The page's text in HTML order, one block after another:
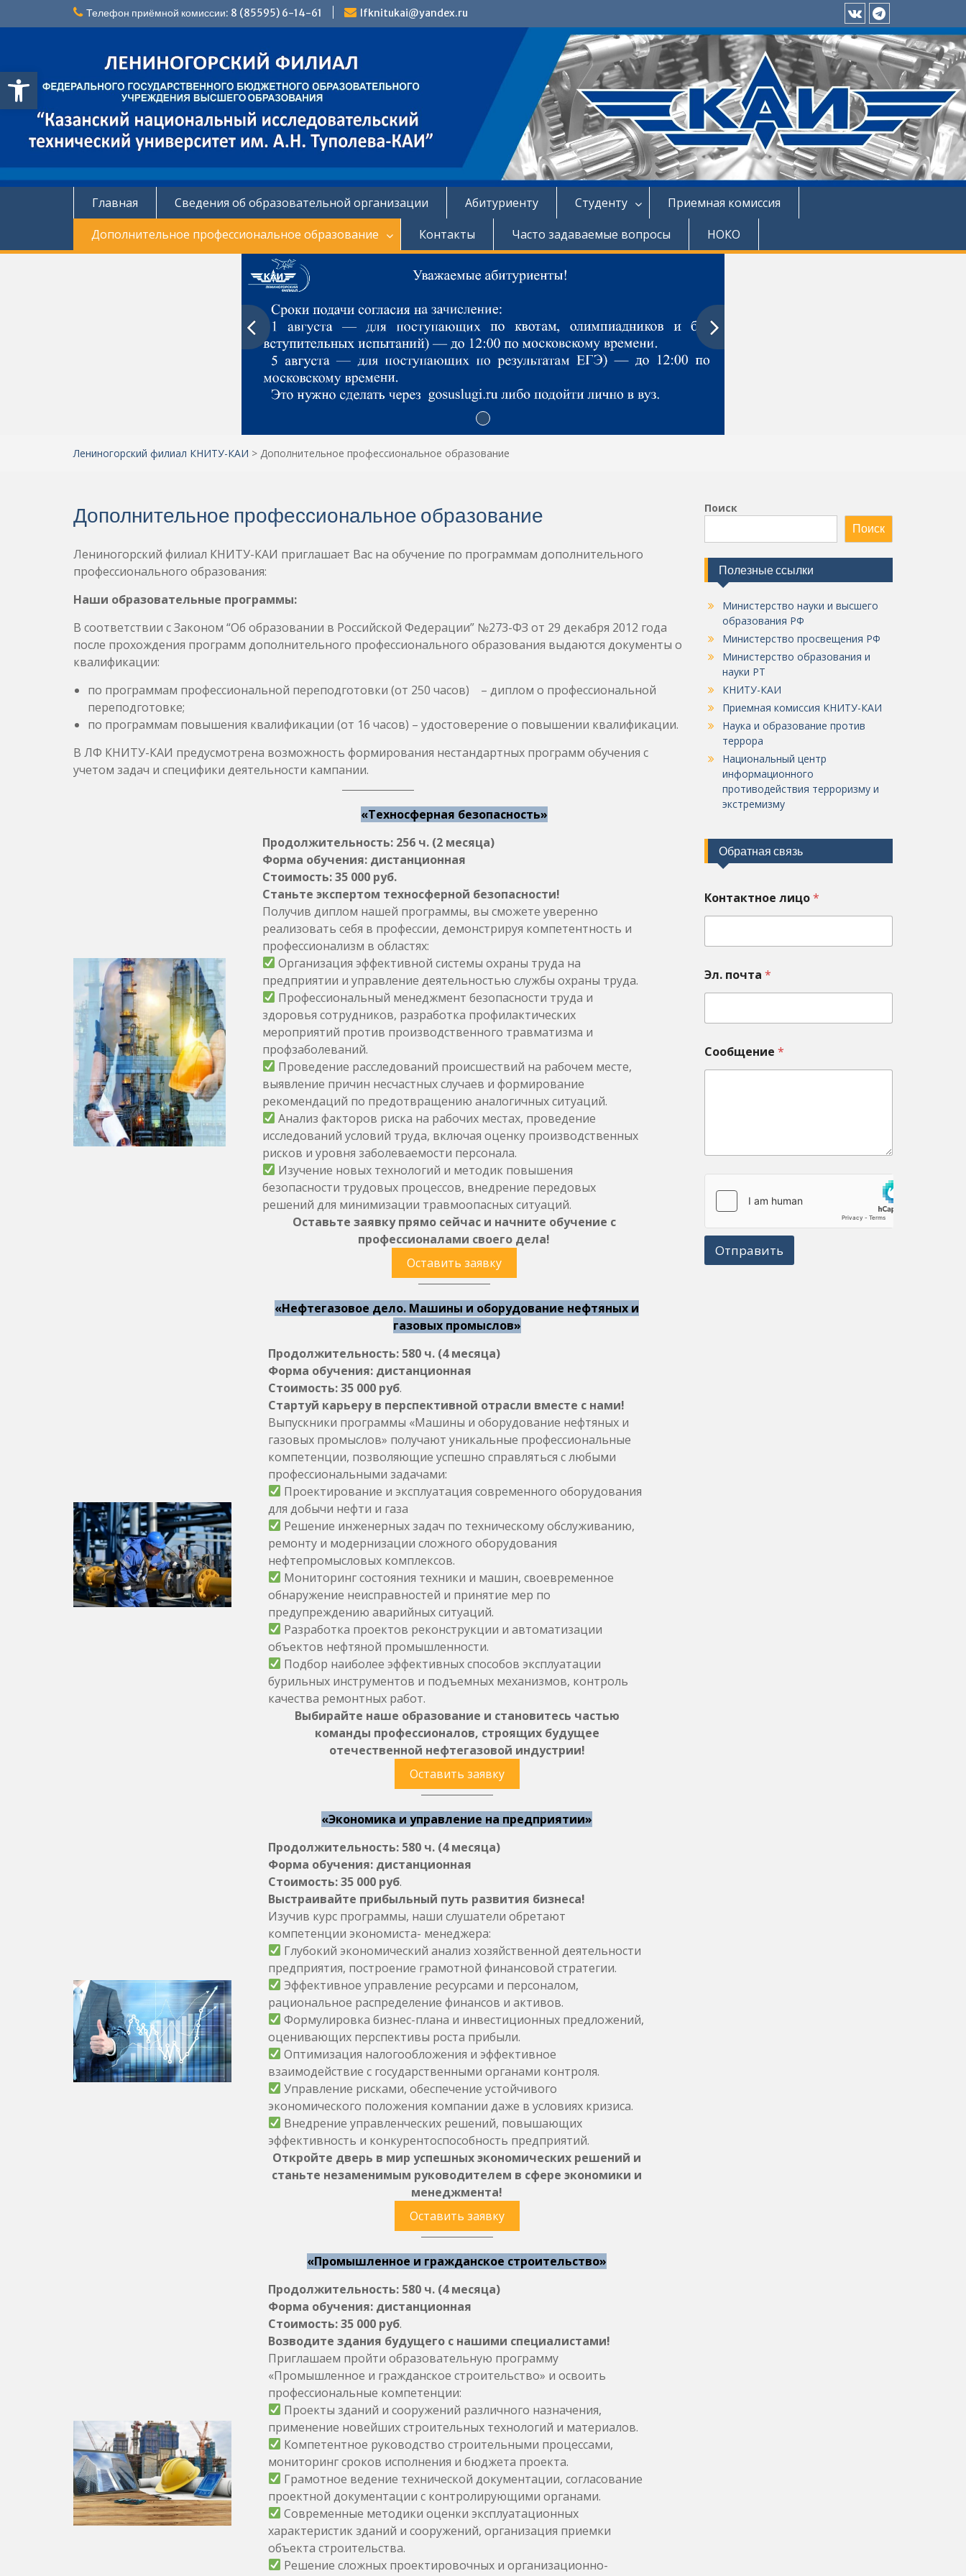
Открыть панель инструментов
Телефон приёмной комиссии: 8 (85595) 6-14-61
lfknitukai@yandex.ru
Приемная
комиссия
ЛФ
КНИТУ-
КАИ
ВКонтакте
Телеграм
ЛФ
КНИТУ-
КАИ
Главная Сведения об образовательной организации Абитуриенту Студенту
Приемная комиссия
Дополнительное профессиональное образование
Контакты Часто задаваемые вопросы НОКО
Лениногорский филиал КНИТУ-КАИ > Дополнительное профессиональное образование
Дополнительное профессиональное образование
Лениногорский филиал КНИТУ-КАИ приглашает Вас на обучение по программам дополнительного
профессионального образования:
Наши образовательные программы:
В соответствии с Законом “Об образовании в Российской Федерации” №273-ФЗ от 29 декабря 2012 года
после прохождения программ дополнительного профессионального образования выдаются документы о
квалификации:
по программам профессиональной переподготовки (от 250 часов) – диплом о профессиональной
переподготовке;
по программам повышения квалификации (от 16 часов) – удостоверение о повышении квалификации.
В ЛФ КНИТУ-КАИ предусмотрена возможность формирования нестандартных программ обучения с
учетом задач и специфики деятельности кампании.
«Техносферная безопасность»
Продолжительность: 256 ч. (2 месяца)
Форма обучения: дистанционная
Стоимость: 35 000 руб.
Станьте экспертом техносферной безопасности!
Получив диплом нашей программы, вы сможете уверенно
реализовать себя в профессии, демонстрируя компетентность и
профессионализм в областях:
Организация эффективной системы охраны труда на
предприятии и управление деятельностью службы охраны труда.
Профессиональный менеджмент безопасности труда и
здоровья сотрудников, разработка профилактических
мероприятий против производственного травматизма и
профзаболеваний.
Проведение расследований происшествий на рабочем месте,
выявление причин несчастных случаев и формирование
рекомендаций по предотвращению аналогичных ситуаций.
Анализ факторов риска на рабочих местах, проведение
исследований условий труда, включая оценку производственных
рисков и уровня заболеваемости персонала.
Изучение новых технологий и методик повышения
безопасности трудовых процессов, внедрение передовых
решений для минимизации травмоопасных ситуаций.
Оставьте заявку прямо сейчас и начните обучение с
профессионалами своего дела!
Оставить заявку
«Нефтегазовое дело. Машины и оборудование нефтяных и
газовых промыслов»
Продолжительность: 580 ч. (4 месяца)
Форма обучения: дистанционная
Стоимость: 35 000 руб.
Стартуй карьеру в перспективной отрасли вместе с нами!
Выпускники программы «Машины и оборудование нефтяных и
газовых промыслов» получают уникальные профессиональные
компетенции, позволяющие успешно справляться с любыми
профессиональными задачами:
Проектирование и эксплуатация современного оборудования
для добычи нефти и газа
Решение инженерных задач по техническому обслуживанию,
ремонту и модернизации сложного оборудования
нефтепромысловых комплексов.
Мониторинг состояния техники и машин, своевременное
обнаружение неисправностей и принятие мер по
предупреждению аварийных ситуаций.
Разработка проектов реконструкции и автоматизации
объектов нефтяной промышленности.
Подбор наиболее эффективных способов эксплуатации
бурильных инструментов и подъемных механизмов, контроль
качества ремонтных работ.
Выбирайте наше образование и становитесь частью
команды профессионалов, строящих будущее
отечественной нефтегазовой индустрии!
Оставить заявку
«Экономика и управление на предприятии»
Продолжительность: 580 ч. (4 месяца)
Форма обучения: дистанционная
Стоимость: 35 000 руб.
Выстраивайте прибыльный путь развития бизнеса!
Изучив курс программы, наши слушатели обретают
компетенции экономиста- менеджера:
Глубокий экономический анализ хозяйственной деятельности
предприятия, построение грамотной финансовой стратегии.
Эффективное управление ресурсами и персоналом,
рациональное распределение финансов и активов.
Формулировка бизнес-плана и инвестиционных предложений,
оценивающих перспективы роста прибыли.
Оптимизация налогообложения и эффективное
взаимодействие с государственными органами контроля.
Управление рисками, обеспечение устойчивого
экономического положения компании даже в условиях кризиса.
Внедрение управленческих решений, повышающих
эффективность и конкурентоспособность предприятий.
Откройте дверь в мир успешных экономических решений и
станьте незаменимым руководителем в сфере экономики и
менеджмента!
Оставить заявку
«Промышленное и гражданское строительство»
Продолжительность: 580 ч. (4 месяца)
Форма обучения: дистанционная
Стоимость: 35 000 руб.
Возводите здания будущего с нашими специалистами!
Приглашаем пройти образовательную программу
«Промышленное и гражданское строительство» и освоить
профессиональные компетенции:
Проекты зданий и сооружений различного назначения,
применение новейших строительных технологий и материалов.
Компетентное руководство строительными процессами,
мониторинг сроков исполнения и бюджета проекта.
Грамотное ведение технической документации, согласование
проектной документации с контролирующими органами.
Современные методики оценки эксплуатационных
характеристик зданий и сооружений, организация приемки
объекта строительства.
Решение сложных проектировочных и организационно-
Поиск
Поиск
Полезные ссылки
Министерство науки и высшего
образования РФ
Министерство просвещения РФ
Министерство образования и
науки РТ
КНИТУ-КАИ
Приемная комиссия КНИТУ-КАИ
Наука и образование против
террора
Национальный центр
информационного
противодействия терроризму и
экстремизму
Обратная связь
Контактное лицо*
Эл. почта *
Сообщение *
Отправить